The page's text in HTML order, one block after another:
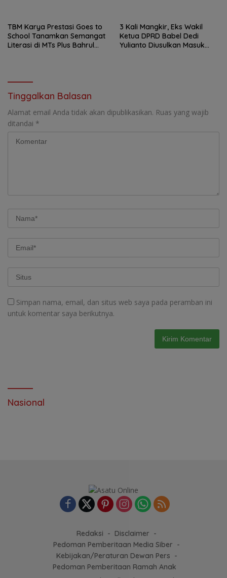
TBM Karya Prestasi Goes to
School Tanamkan Semangat
Literasi di MTs Plus Bahrul
3 Kali Mangkir, Eks Wakil
Ketua DPRD Babel Dedi
Yulianto Diusulkan Masuk
Tinggalkan Balasan
Alamat email Anda tidak akan dipublikasikan. Ruas yang wajib
ditandai *
Simpan nama, email, dan situs web saya pada peramban ini
untuk komentar saya berikutnya.
Nasional
Redaksi
Disclaimer
Pedoman Pemberitaan Media Siber
Kebijakan/Peraturan Dewan Pers
Pedoman Pemberitaan Ramah Anak